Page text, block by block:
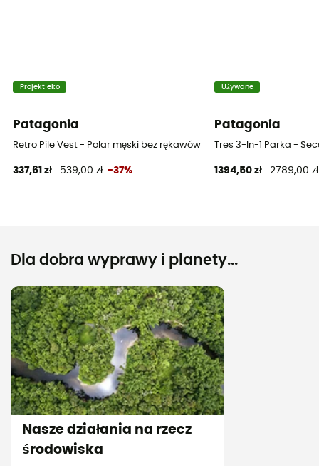
Projekt eko
Patagonia
Retro Pile Vest - Polar męski bez rękawów
337,61 zł 539,00 zł -37%
Używane
Patagonia
Tres 3-In-1 Parka -
1394,50 zł 2789,00 zł
Dla dobra wyprawy i planety...
Nasze działania na rzecz
środowiska